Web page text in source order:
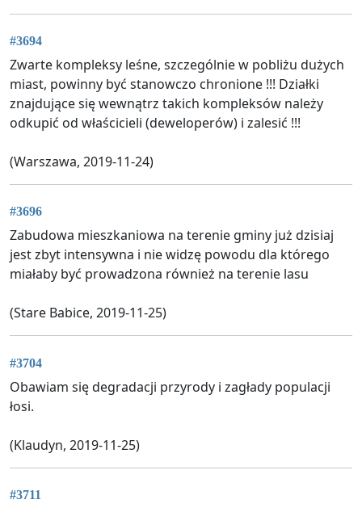
#3694
Zwarte kompleksy leśne, szczególnie w pobliżu dużych
miast, powinny być stanowczo chronione !!! Działki
znajdujące się wewnątrz takich kompleksów należy
odkupić od właścicieli (deweloperów) i zalesić !!!
(Warszawa, 2019-11-24)
#3696
Zabudowa mieszkaniowa na terenie gminy już dzisiaj
jest zbyt intensywna i nie widzę powodu dla którego
miałaby być prowadzona również na terenie lasu
(Stare Babice, 2019-11-25)
#3704
Obawiam się degradacji przyrody i zagłady populacji
łosi.
(Klaudyn, 2019-11-25)
#3711